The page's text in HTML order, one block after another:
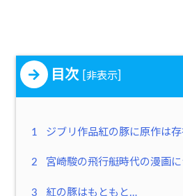
目次 非表示
1 ジブリ作品紅の豚に原作は
2 宮崎駿の飛行艇時代の漫画に
3 紅の豚はもともと…